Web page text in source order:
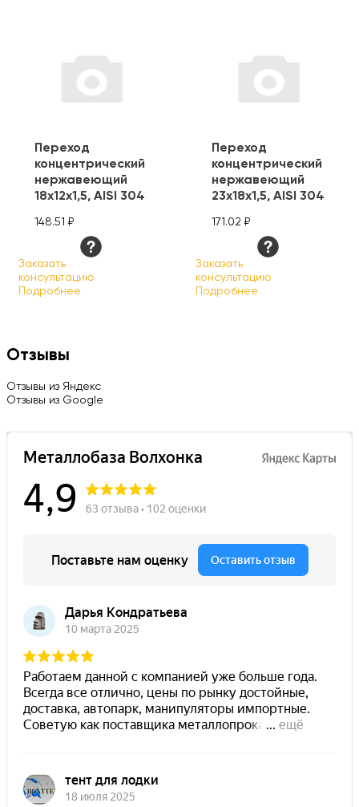
Переход
концентрический
нержавеющий
18х12х1,5, AISI 304
148.51 ₽
Заказать
консультацию
Подробнее
Переход
концентрический
нержавеющий
23х18х1,5, AISI 304
171.02 ₽
Заказать
консультацию
Подробнее
Отзывы
Отзывы из Яндекс
Отзывы из Google